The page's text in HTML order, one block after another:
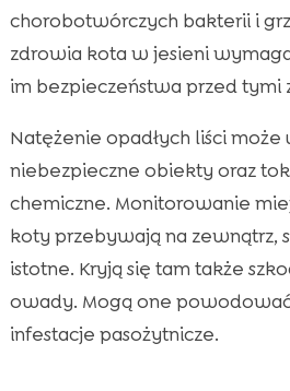
chorobotwórczych bakterii i
zdrowia kota w jesieni
im bezpieczeństwa przed tymi
Natężenie opadłych liści
niebezpieczne obiekty oraz
chemiczne. Monitorowanie
koty przebywają na zewnątrz,
istotne. Kryją się tam także
owady. Mogą one
infestacje pasożytnicze.